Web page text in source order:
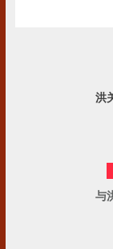
洪
与